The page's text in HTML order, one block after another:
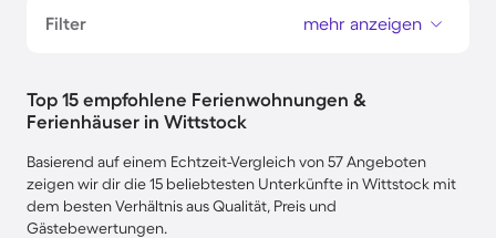
Filter mehr anzeigen
Top 15 empfohlene Ferienwohnungen &
Ferienhäuser in Wittstock
Basierend auf einem Echtzeit-Vergleich von 57 Angeboten
zeigen wir dir die 15 beliebtesten Unterkünfte in Wittstock mit
dem besten Verhältnis aus Qualität, Preis und
Gästebewertungen.